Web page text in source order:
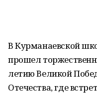
В Курманаевской
прошел
летию Великой
Отечества, где